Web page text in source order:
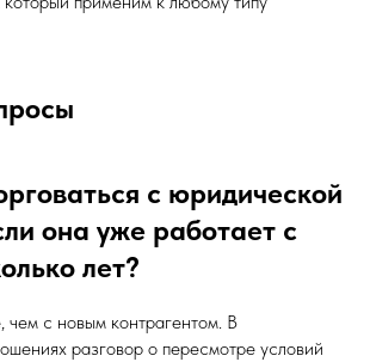
с юридической
она уже работает с
лет?
с новым контрагентом. В
разговор о пересмотре условий